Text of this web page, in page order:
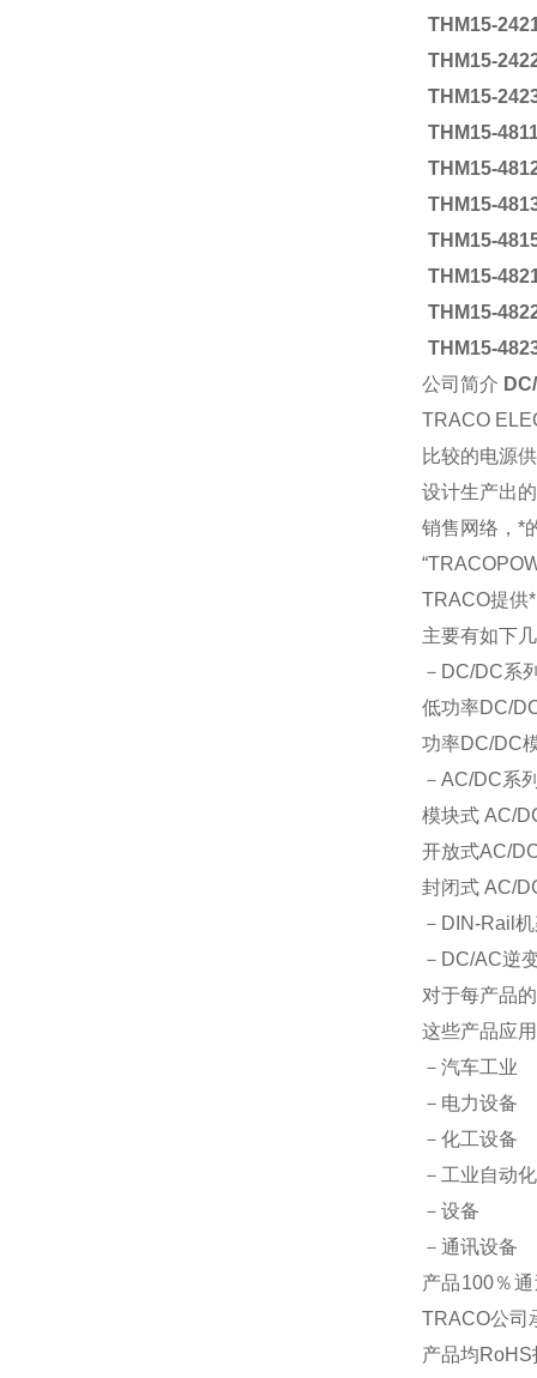
THM15-
THM15-
THM15-
THM15-
THM15-
THM15-
THM15-
THM15-
THM15-
THM15-
公司简介
TRACO
比较的电源
设计生产出
销售网络，*
TRACO提供
主要有如下
－DC/DC系
低功率DC/
功率DC/DC
－AC/DC
模块式AC/
开放式AC/
封闭式AC/
－DIN-Rail
－DC/AC逆
对于每产品
这些产品应
－汽车工业
－电力设备
－化工设备
－工业自动化
－设备
－通讯设备
产品100％
TRACO公司
产品均